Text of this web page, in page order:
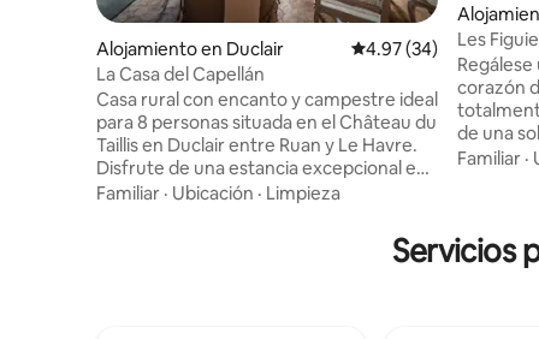
Alojamiento en Duclair Calificación
4.97 (34)
La Casa del Capellán
Casa rural con encanto y campestre ideal
para 8 personas situada en el Château du
Taillis en Duclair entre Ruan y Le Havre.
Disfrute de una estancia excepcional en
uno de los castillos privados más bellos
siglo XV y, hasta el día de hoy, el castillo
Familiar · Ubicación · Limpieza
Les
con
corazón
de una
callejón
negocios
los
Familiar ·
Servicios